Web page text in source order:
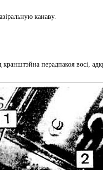
канаву.
кранштэйна перадпакоя восі,